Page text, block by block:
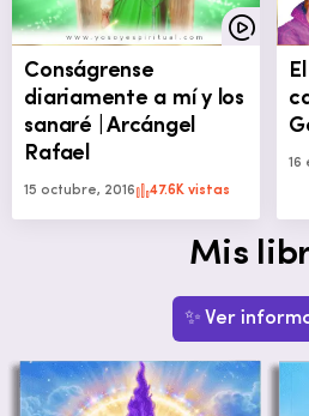
Conságrense
diariamente a mí y los
sanaré | Arcángel
Rafael
15 octubre, 2016 47.6K vistas
16
Mis
✨ Ver